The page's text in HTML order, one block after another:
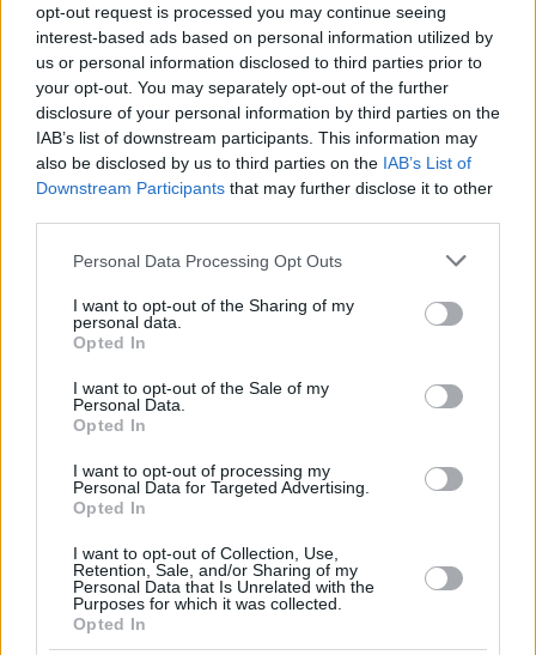
opt-out request is processed you may continue seeing
interest-based ads based on personal information utilized by
us or personal information disclosed to third parties prior to
your opt-out. You may separately opt-out of the further
disclosure of your personal information by third parties on the
IAB’s list of downstream participants. This information may
also be disclosed by us to third parties on the IAB’s List of
Downstream Participants that may further disclose it to other
Please note that this website/app uses one or more Google
not limited to your visit or usage behaviour. You may click to
grant or deny consent to Google and its third-party tags to
use your data for below specified purposes in below Google
consent section.
Personal Data Processing Opt Outs
I want to opt-out of the Sharing of my
personal data.
Opted In
I want to opt-out of the Sale of my
Personal Data.
Opted In
I want to opt-out of processing my
Personal Data for Targeted Advertising.
Opted In
I want to opt-out of Collection, Use,
Retention, Sale, and/or Sharing of my
Personal Data that Is Unrelated with the
Purposes for which it was collected.
Opted In
5 подборов)